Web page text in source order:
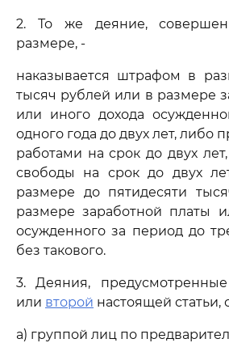
2. То же деяние,
размере, -
наказывается штрафом в
тысяч рублей или в размере
или иного дохода
одного года до двух лет, либо
работами на срок до двух
свободы на срок до двух
размере до пятидесяти
размере заработной платы
осужденного за период до
без такового.
3. Деяния, предусмотренные
или второй настоящей
а) группой лиц по